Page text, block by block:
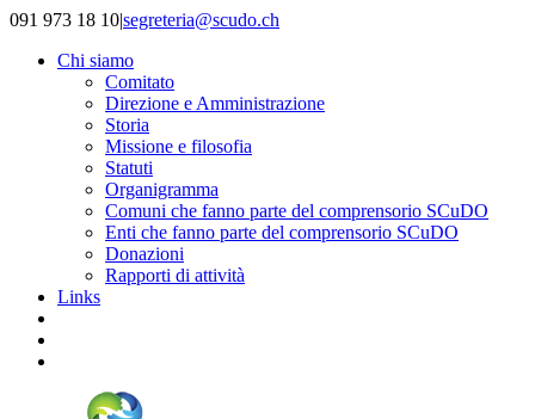
Salta
contenuto
091 973 18 10|segreteria@scudo.ch
Chi siamo
Comitato
Direzione e Amministrazione
Storia
Missione e filosofia
Statuti
Organigramma
Comuni che fanno parte del comprensorio SCuDO
Enti che fanno parte del comprensorio SCuDO
Donazioni
Rapporti di attività
Links